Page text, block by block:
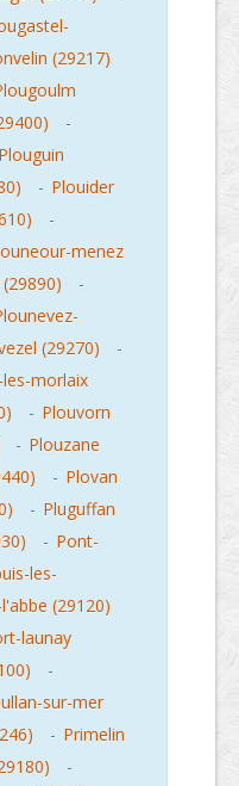
(29217)
-
Plouguin
- Plouider
-
menez
-
(29270)
-
morlaix
- Plouvorn
- Plouzane
- Plovan
- Pluguffan
- Pont-
les-
(29120)
launay
-
sur-mer
- Primelin
-